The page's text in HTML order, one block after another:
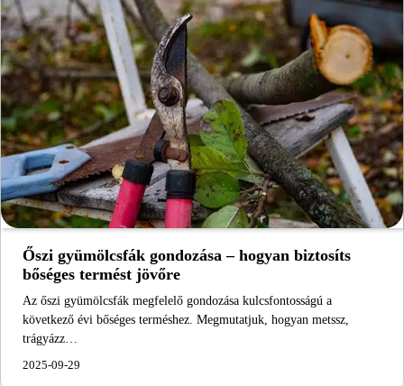
Őszi gyümölcsfák gondozása – hogyan biztosíts
bőséges termést jövőre
Az őszi gyümölcsfák megfelelő gondozása kulcsfontosságú a
következő évi bőséges terméshez. Megmutatjuk, hogyan metssz,
trágyázz…
2025-09-29